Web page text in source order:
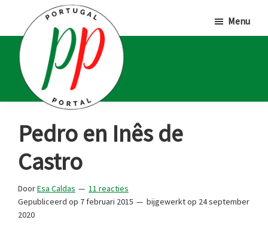
hoofd
inhoud
eerste
sidebar
voettekst
Portal
Portugalliefhebbers
en
fanaten
Menu
Pedro en Inês de
Castro
DoorEsa Caldas
11 reacties
Gepubliceerd op 7 februari 2015 bijgewerkt op 24 september
2020